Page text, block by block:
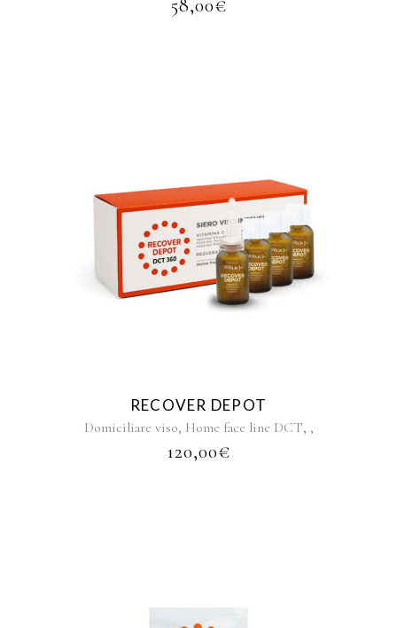
58,00€
RECOVER DEPOT
Domiciliare viso, Home face line DCT, ,
120,00€